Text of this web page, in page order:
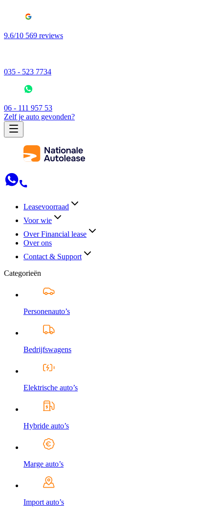
9.6/10 569 reviews
035 - 523 7734
06 - 111 957 53
Zelf je auto gevonden?
Leasevoorraad
Voor wie
Over Financial lease
Over ons
Contact & Support
Categorieën
Personenauto’s
Bedrijfswagens
Elektrische auto’s
Hybride auto’s
Marge auto’s
Import auto’s